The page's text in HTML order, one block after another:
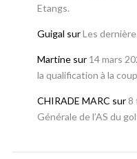
Etangs.
Guigal surLes
Martinesur 14 mars
la qualification à la
CHIRADE MARC sur 8
Générale de l’AS du